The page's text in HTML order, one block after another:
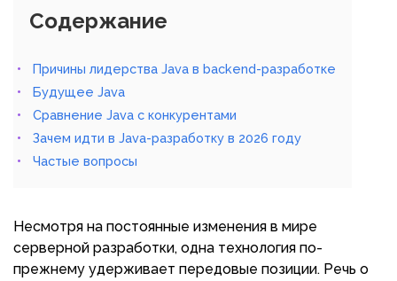
Содержание
Причины лидерства Java в backend-разработке
Будущее Java
Сравнение Java с конкурентами
Зачем идти в Java-разработку в 2026 году
Частые вопросы
Несмотря на постоянные изменения в мире
серверной разработки, одна технология по-
прежнему удерживает передовые позиции. Речь о